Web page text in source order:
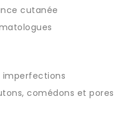
cutanée
imperfections
comédons et pores